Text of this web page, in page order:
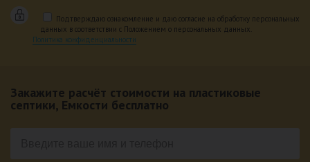
Подтверждаю ознакомление и даю согласие на обработку персональных
данных в соответствии с Положением о персональных данных.
Политика конфиденциальности
Закажите расчёт стоимости на пластиковые
септики, Емкости бесплатно